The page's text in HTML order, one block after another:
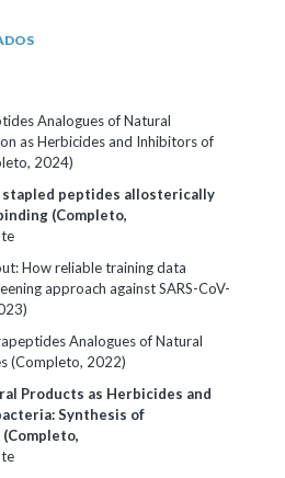
Analogues of Natural
as Herbicides and Inhibitors of
2024)
stapled peptides allosterically
(Completo,
How reliable training data
approach against SARS-CoV-
Analogues of Natural
(Completo, 2022)
Products as Herbicides and
Synthesis of